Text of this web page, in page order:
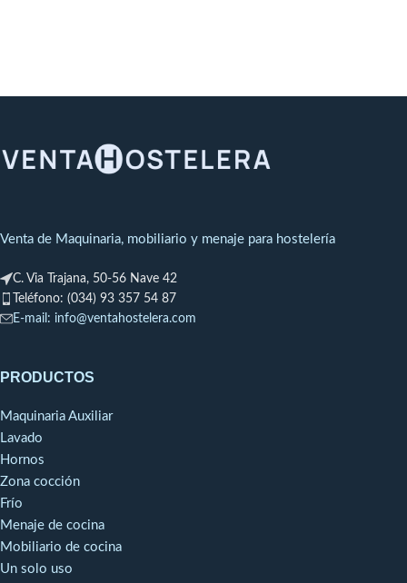
Venta de Maquinaria, mobiliario y menaje para hostelería
C. Via Trajana, 50-56 Nave 42
Teléfono: (034) 93 357 54 87
E-mail: info@ventahostelera.com
PRODUCTOS
Maquinaria Auxiliar
Lavado
Hornos
Zona cocción
Frío
Menaje de cocina
Mobiliario de cocina
Un solo uso